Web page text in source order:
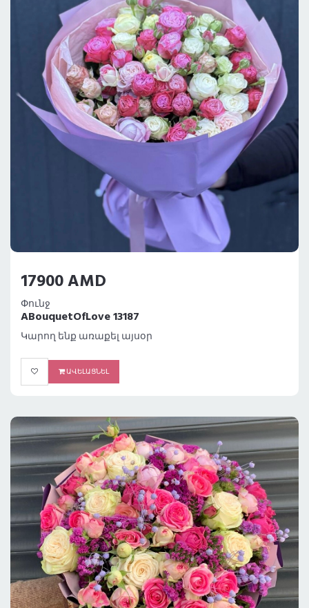
17900 AMD
Փունջ
ABouquetOfLove 13187
Կարող ենք առաքել այսօր
ԱՎԵԼԱՑՆԵԼ